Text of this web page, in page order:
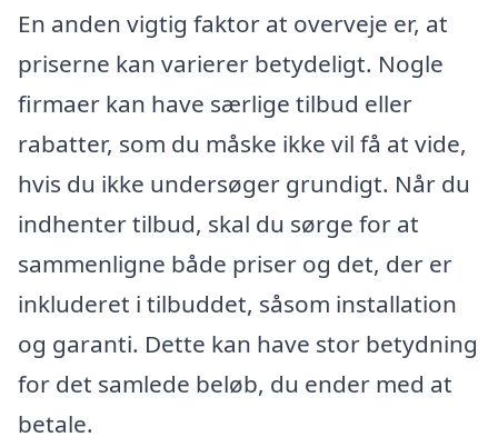
En anden vigtig faktor at overveje er, at
priserne kan varierer betydeligt. Nogle
firmaer kan have særlige tilbud eller
rabatter, som du måske ikke vil få at vide,
hvis du ikke undersøger grundigt. Når du
indhenter tilbud, skal du sørge for at
sammenligne både priser og det, der er
inkluderet i tilbuddet, såsom installation
og garanti. Dette kan have stor betydning
for det samlede beløb, du ender med at
betale.